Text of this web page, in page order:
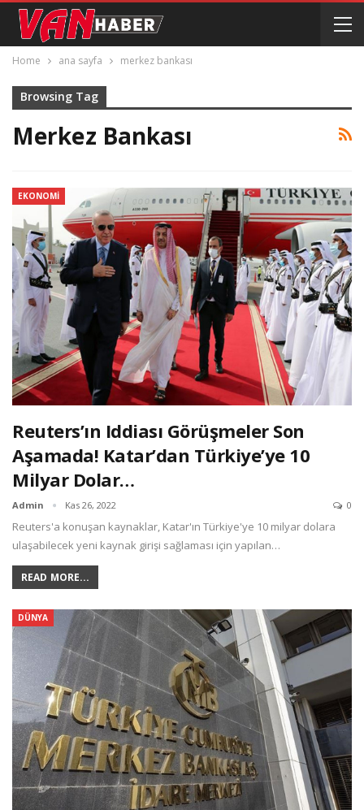
Home ana sayfa merkez bankası
Browsing Tag
Merkez Bankası
EKONOMI
Reuters’ın Iddiası Görüşmeler Son
Aşamada! Katar’dan Türkiye’ye 10
Milyar Dolar…
Admin Kas 26, 2022 0
Reuters'a konuşan kaynaklar, Katar'ın Türkiye'ye 10 milyar dolara
ulaşabilecek yeni kaynak girişi sağlaması için yapılan…
READ MORE...
DÜNYA